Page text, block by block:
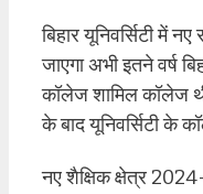
बिहार यूनिवर्सिटी में
जाएगा अभी इतने वर्ष
कॉलेज शामिल कॉलेज
के बाद यूनिवर्सिटी के
नए शैक्षिक क्षेत्र